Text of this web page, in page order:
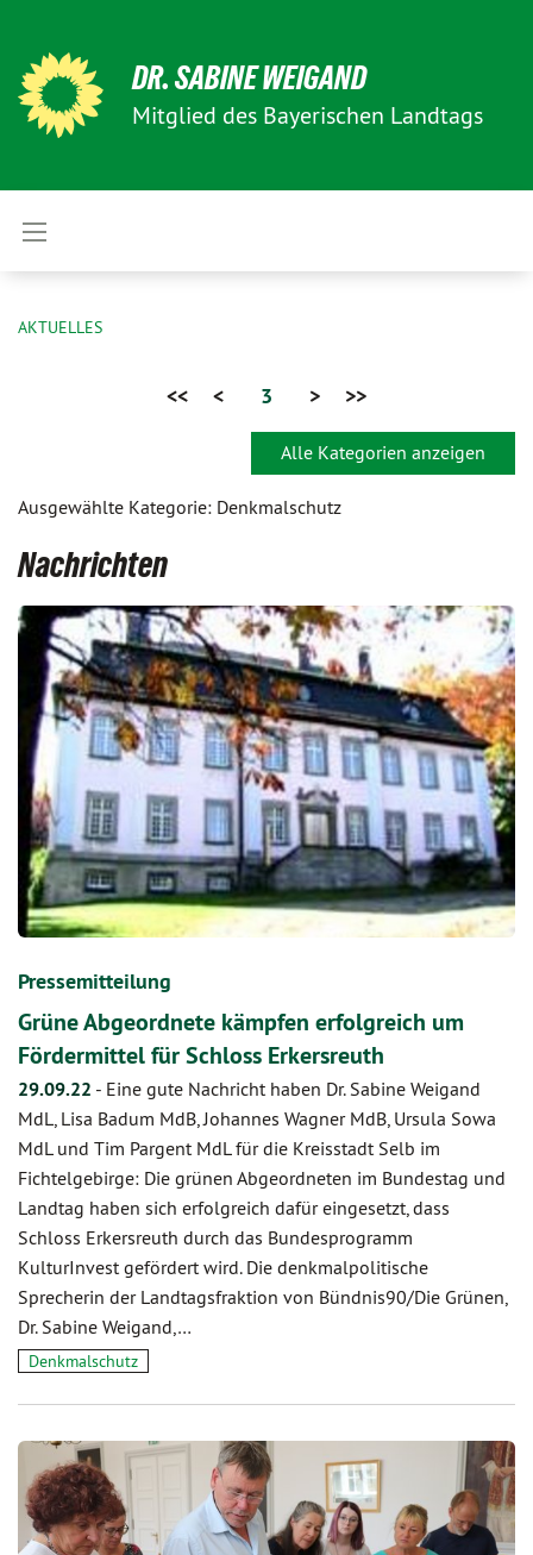
DR. SABINE WEIGAND
Mitglied des Bayerischen Landtags
AKTUELLES
<< < 3 > >>
Alle Kategorien anzeigen
Ausgewählte Kategorie: Denkmalschutz
Nachrichten
Pressemitteilung
Grüne Abgeordnete kämpfen erfolgreich um
Fördermittel für Schloss Erkersreuth
29.09.22 - Eine gute Nachricht haben Dr. Sabine Weigand
MdL, Lisa Badum MdB, Johannes Wagner MdB, Ursula Sowa
MdL und Tim Pargent MdL für die Kreisstadt Selb im
Fichtelgebirge: Die grünen Abgeordneten im Bundestag und
Landtag haben sich erfolgreich dafür eingesetzt, dass
Schloss Erkersreuth durch das Bundesprogramm
KulturInvest gefördert wird. Die denkmalpolitische
Sprecherin der Landtagsfraktion von Bündnis90/Die Grünen,
Dr. Sabine Weigand,…
Denkmalschutz